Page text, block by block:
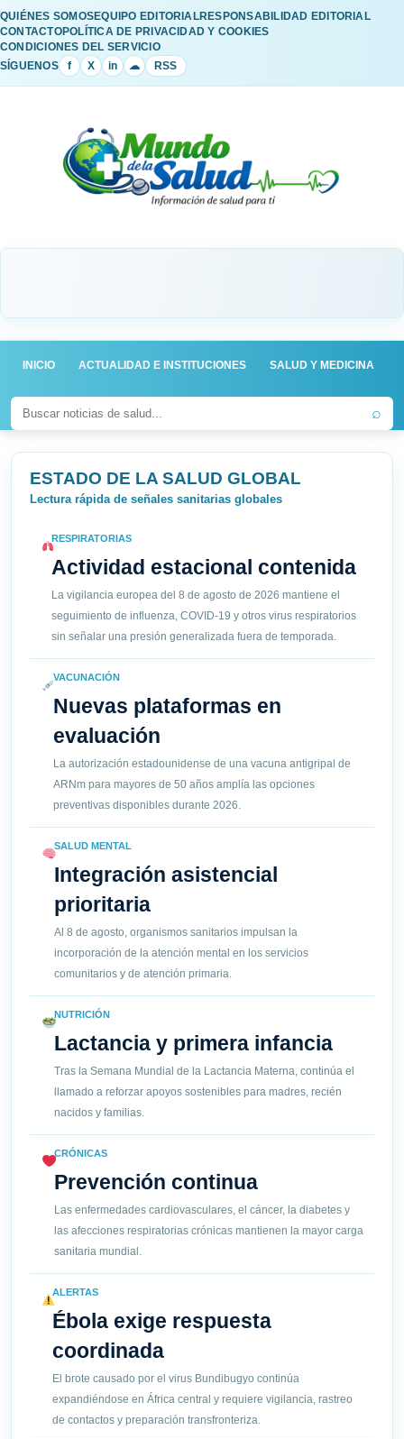
QUIÉNES SOMOSEQUIPO EDITORIALRESPONSABILIDAD EDITORIAL
CONTACTOPOLÍTICA DE PRIVACIDAD Y COOKIES
CONDICIONES DEL SERVICIO
SÍGUENOS
f X in ☁ RSS
INICIO ACTUALIDAD E INSTITUCIONES SALUD Y MEDICINA
⌕
ESTADO DE LA SALUD GLOBAL
Lectura rápida de señales sanitarias globales
RESPIRATORIAS
Actividad estacional contenida
La vigilancia europea del 8 de agosto de 2026 mantiene el
seguimiento de influenza, COVID-19 y otros virus respiratorios
sin señalar una presión generalizada fuera de temporada.
VACUNACIÓN
Nuevas plataformas en
evaluación
La autorización estadounidense de una vacuna antigripal de
ARNm para mayores de 50 años amplía las opciones
preventivas disponibles durante 2026.
SALUD MENTAL
Integración asistencial
prioritaria
Al 8 de agosto, organismos sanitarios impulsan la
incorporación de la atención mental en los servicios
comunitarios y de atención primaria.
NUTRICIÓN
Lactancia y primera infancia
Tras la Semana Mundial de la Lactancia Materna, continúa el
llamado a reforzar apoyos sostenibles para madres, recién
nacidos y familias.
CRÓNICAS
Prevención continua
Las enfermedades cardiovasculares, el cáncer, la diabetes y
las afecciones respiratorias crónicas mantienen la mayor carga
sanitaria mundial.
ALERTAS
Ébola exige respuesta
coordinada
El brote causado por el virus Bundibugyo continúa
expandiéndose en África central y requiere vigilancia, rastreo
de contactos y preparación transfronteriza.